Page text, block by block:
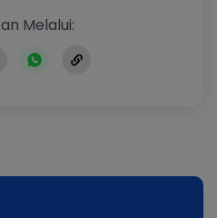
https://
Melalui: